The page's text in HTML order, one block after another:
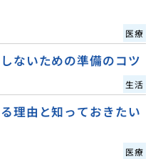
医療
ないための準備のコツ
生活
理由と知っておきたい
医療